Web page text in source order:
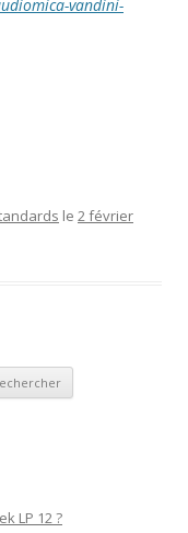
vandini-
le 2 février
LP 12 ?